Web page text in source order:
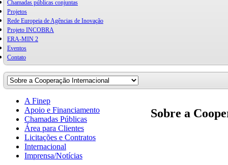
Chamadas públicas conjuntas
Projetos
Rede Europeia de Agências de Inovação
Projeto INCOBRA
ERA-MIN 2
Eventos
Contato
Sobre a
A Finep
Apoio e Financiamento
Chamadas Públicas
Área para Clientes
Licitações e Contratos
Internacional
Imprensa/Notícias